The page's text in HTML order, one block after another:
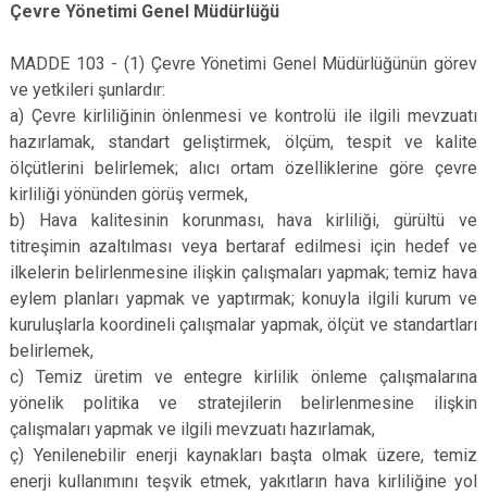
Çevre Yönetimi Genel Müdürlüğü
MADDE 103 - (1) Çevre Yönetimi Genel Müdürlüğünün görev
ve yetkileri şunlardır:
a) Çevre kirliliğinin önlenmesi ve kontrolü ile ilgili mevzuatı
hazırlamak, standart geliştirmek, ölçüm, tespit ve kalite
ölçütlerini belirlemek; alıcı ortam özelliklerine göre çevre
kirliliği yönünden görüş vermek,
b) Hava kalitesinin korunması, hava kirliliği, gürültü ve
titreşimin azaltılması veya bertaraf edilmesi için hedef ve
ilkelerin belirlenmesine ilişkin çalışmaları yapmak; temiz hava
eylem planları yapmak ve yaptırmak; konuyla ilgili kurum ve
kuruluşlarla koordineli çalışmalar yapmak, ölçüt ve standartları
belirlemek,
c) Temiz üretim ve entegre kirlilik önleme çalışmalarına
yönelik politika ve stratejilerin belirlenmesine ilişkin
çalışmaları yapmak ve ilgili mevzuatı hazırlamak,
ç) Yenilenebilir enerji kaynakları başta olmak üzere, temiz
enerji kullanımını teşvik etmek, yakıtların hava kirliliğine yol